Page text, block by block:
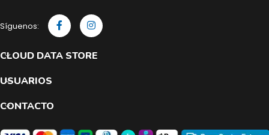
Síguenos:
CLOUD DATA STORE
USUARIOS
CONTACTO